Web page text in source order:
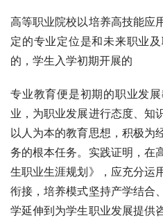
高等职业院校以培养高技能应
定的专业定位是和未来职业
的，学生入学初期开展的
专业教育便是初期的职业发
业，为职业发展进行态度、知
以人为本的教育思想，积极为
务的根本任务。实践证明，在
生职业生涯规划》，应充分运
衔接，培养模式坚持产学结合
学延伸到为学生职业发展提供